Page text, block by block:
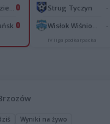
0
0
Strug Tyczyn
IV liga podkarpacka
Wyniki na żywo